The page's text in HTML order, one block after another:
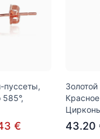
пуссеты,
585°,
€ 43.20